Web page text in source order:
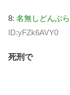
8: 名無しどんぶら
ID:yFZk6AVY0
死刑で